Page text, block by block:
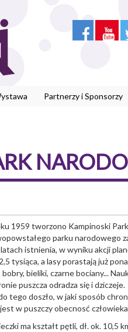
Partnerzy i Sponsorzy
1959 tworzono Kampinoski
parku narodowego
istnienia, w wyniku akcji
tysiąca, a lasy porastają już
bobry, bieliki, czarne bociany...
puszcza odradza się i dziczeje.
tego doszło, w jaki sposób
w puszczy obecnosć
ma kształt pętli, dł. ok. 10,5